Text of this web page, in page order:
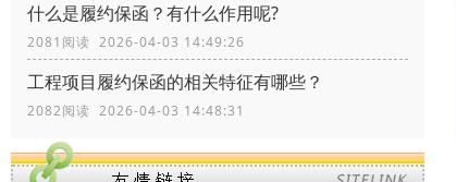
什么是履约保函？有什么作用呢?
2081阅读 2026-04-03 14:49:26
工程项目履约保函的相关特征有哪些？
2082阅读 2026-04-03 14:48:31